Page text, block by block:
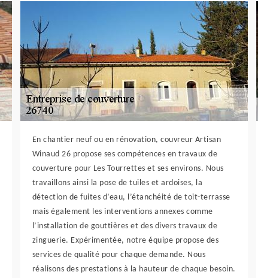
En chantier neuf ou en rénovation, couvreur Artisan
Winaud 26 propose ses compétences en travaux de
couverture pour Les Tourrettes et ses environs. Nous
travaillons ainsi la pose de tuiles et ardoises, la
détection de fuites d’eau, l’étanchéité de toit-terrasse
mais également les interventions annexes comme
l’installation de gouttières et des divers travaux de
zinguerie. Expérimentée, notre équipe propose des
services de qualité pour chaque demande. Nous
réalisons des prestations à la hauteur de chaque besoin.